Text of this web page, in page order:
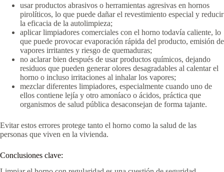
usar productos abrasivos o herramientas agresivas en hornos
pirolíticos, lo que puede dañar el revestimiento especial y reducir
la eficacia de la autolimpieza;
aplicar limpiadores comerciales con el horno todavía caliente, lo
que puede provocar evaporación rápida del producto, emisión de
vapores irritantes y riesgo de quemaduras;
no aclarar bien después de usar productos químicos, dejando
residuos que pueden generar olores desagradables al calentar el
horno o incluso irritaciones al inhalar los vapores;
mezclar diferentes limpiadores, especialmente cuando uno de
ellos contiene lejía y otro amoníaco o ácidos, práctica que
organismos de salud pública desaconsejan de forma tajante.
Evitar estos errores protege tanto el horno como la salud de las
personas que viven en la vivienda.
Conclusiones clave: